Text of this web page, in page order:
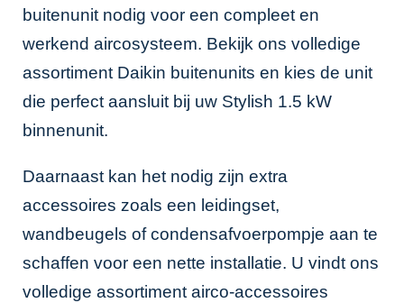
buitenunit nodig voor een compleet en
werkend aircosysteem. Bekijk ons volledige
assortiment Daikin buitenunits en kies de unit
die perfect aansluit bij uw Stylish 1.5 kW
binnenunit.
Daarnaast kan het nodig zijn extra
accessoires zoals een leidingset,
wandbeugels of condensafvoerpompje aan te
schaffen voor een nette installatie. U vindt ons
volledige assortiment airco-accessoires